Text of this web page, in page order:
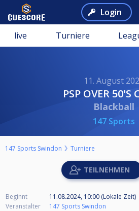
Login
live Turniere
11. August
PSP OVER 50'S
Blackball
147 Sports
147 Sports Swindon Turniere
Beginnt
11.08.2024, 10:00 (Lokale Zeit)
Veranstalter
147 Sports Swindon